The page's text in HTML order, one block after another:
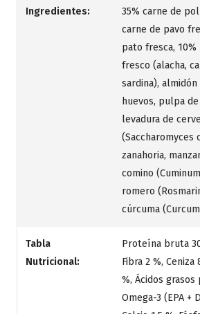
Ingredientes:
35% carne de
carne de pavo
pato fresca,
fresco (alacha,
sardina),
huevos, pulpa
levadura de
(Saccharomyces
zanahoria,
comino
romero
cúrcuma
Tabla
Nutricional:
Proteína bruta 30
Fibra 2 %,
%, Ácidos
Omega-3 (EPA +